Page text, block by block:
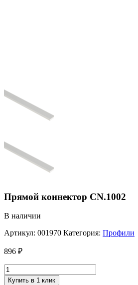
Прямой коннектор CN.1002
В наличии
Артикул: 001970 Категория: Профили
896 ₽
Купить в 1 клик